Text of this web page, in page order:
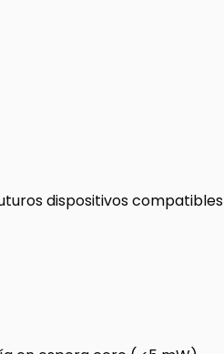
dispositivos compatibles